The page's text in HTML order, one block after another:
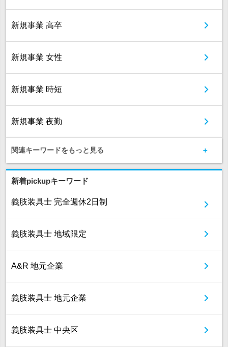
新規事業 高卒
新規事業 女性
新規事業 時短
新規事業 夜勤
関連キーワードをもっと見る
新着pickupキーワード
義肢装具士 完全週休2日制
義肢装具士 地域限定
A&R 地元企業
義肢装具士 地元企業
義肢装具士 中央区